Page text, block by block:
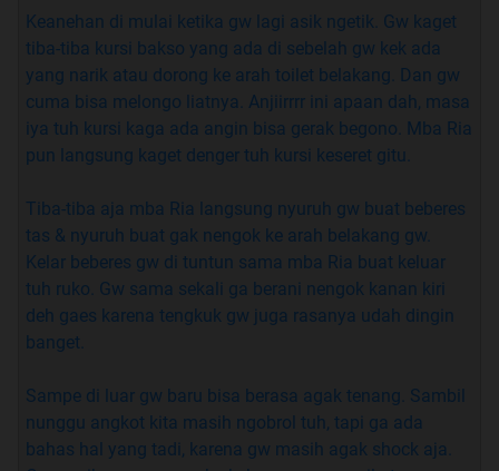
KASIAN PE’A YANG KUDU NGE'SCROLL DARI
HENGPON
4)Kepo, jualan obat kuat, majang foto mahok (kalo foto
igo gpp ), SARA, nge-flame, debat kusir, capslock jebol
atau berbahasa layak'nye binatang, SERAH LU PADE
NGELARANG-LARANG. Cuman kalo ini tret dipretelin
sama kang pretel di mari jangan pade mewek kek
bencong TL dikejar Satpol PP ye
Dah ah, kalo demen cerita di mari boleh di rate 5. Kalo mau
ngebatain gue juga jangan malu-malu ye
Keanehan di mulai ketika gw lagi asik ngetik. Gw kaget
tiba-tiba kursi bakso yang ada di sebelah gw kek ada
yang narik atau dorong ke arah toilet belakang. Dan gw
cuma bisa melongo liatnya. Anjiirrrr ini apaan dah, masa
iya tuh kursi kaga ada angin bisa gerak begono. Mba Ria
pun langsung kaget denger tuh kursi keseret gitu.
Tiba-tiba aja mba Ria langsung nyuruh gw buat beberes
tas & nyuruh buat gak nengok ke arah belakang gw.
Kelar beberes gw di tuntun sama mba Ria buat keluar
tuh ruko. Gw sama sekali ga berani nengok kanan kiri
deh gaes karena tengkuk gw juga rasanya udah dingin
banget.
Sampe di luar gw baru bisa berasa agak tenang. Sambil
nunggu angkot kita masih ngobrol tuh, tapi ga ada
bahas hal yang tadi, karena gw masih agak shock aja.